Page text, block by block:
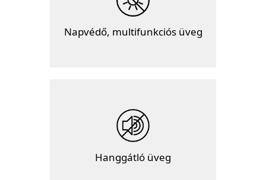
Napvédő, multifunkciós üveg
Hanggátló üveg